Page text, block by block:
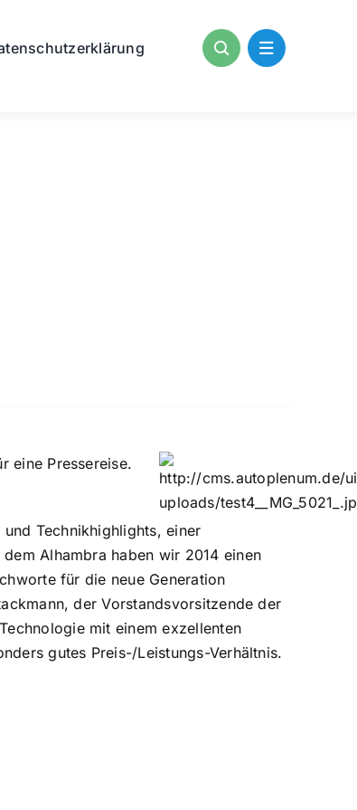
eine Pressereise.
Technikhighlights, einer
Alhambra haben wir 2014 einen
für die neue Generation
der Vorstandsvorsitzende der
mit einem exzellenten
gutes Preis-/Leistungs-Verhältnis.